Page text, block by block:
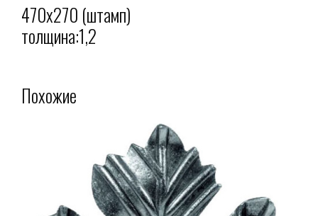
470х270 (штамп)
толщина:1,2
Похожие